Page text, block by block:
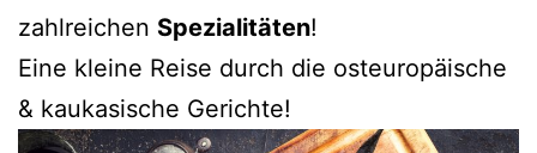
zahlreichen Spezialitäten!
Eine kleine Reise durch die osteuropäische
& kaukasische Gerichte!